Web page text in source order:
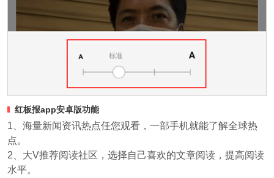
红板报app安卓版功能
1、海量新闻资讯热点任您观看，一部手机就能了解全球热
点。
2、大V推荐阅读社区，选择自己喜欢的文章阅读，提高阅读
水平。